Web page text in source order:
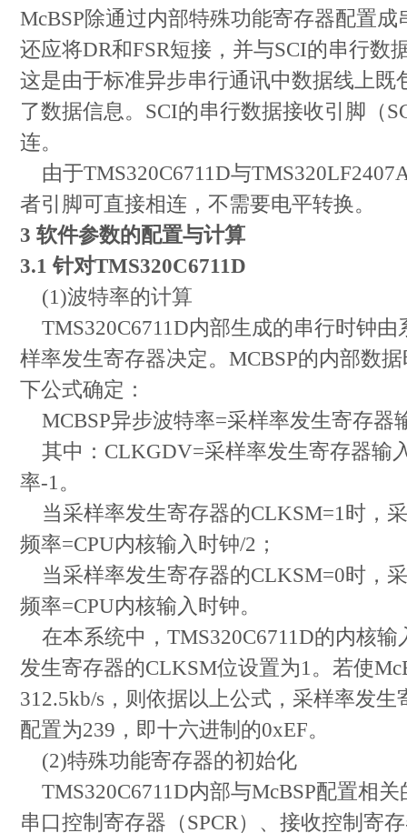
McBSP除通过内部特殊功能寄存器配置
还应将DR和FSR短接，并与SCI的串行数
这是由于标准异步串行通讯中数据线上既
了数据信息。SCI的串行数据接收引脚（
连。
由于TMS320C6711D与
者引脚可直接相连，不需要电平转换。
3 软件参数的配置与计算
3.1 针对TMS320C6711D
(1)波特率的计算
TMS320C6711D内部生成的串行时钟由
样率发生寄存器决定。MCBSP的内部数
下公式确定：
MCBSP异步波特率=采样率发生寄存器
其中：CLKGDV=采样率发生寄存器输
率-1。
当采样率发生寄存器的CLKSM=1时，
频率=CPU内核输入时钟/2；
当采样率发生寄存器的CLKSM=0时，
频率=CPU内核输入时钟。
在本系统中，TMS320C6711D的内核输
发生寄存器的CLKSM位设置为1。若使
312.5kb/s，则依据以上公式，采样率发
配置为239，即十六进制的0xEF。
(2)特殊功能寄存器的初始化
TMS320C6711D内部与McBSP配置相
串口控制寄存器（SPCR）、接收控制寄